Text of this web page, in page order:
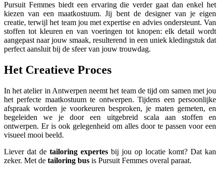
Pursuit Femmes biedt een ervaring die verder gaat dan enkel het
kiezen van een maatkostuum. Jij bent de designer van je eigen
creatie, terwijl het team jou met expertise en advies ondersteunt. Van
stoffen tot kleuren en van voeringen tot knopen: elk detail wordt
aangepast naar jouw smaak, resulterend in een uniek kledingstuk dat
perfect aansluit bij de sfeer van jouw trouwdag.
Het Creatieve Proces
In het atelier in Antwerpen neemt het team de tijd om samen met jou
het perfecte maatkostuum te ontwerpen. Tijdens een persoonlijke
afspraak worden je voorkeuren besproken, je maten gemeten, en
begeleiden we je door een uitgebreid scala aan stoffen en
ontwerpen. Er is ook gelegenheid om alles door te passen voor een
visueel mooi beeld.
Liever dat de tailoring expertes bij jou op locatie komt? Dat kan
zeker. Met de tailoring bus is Pursuit Femmes overal paraat.